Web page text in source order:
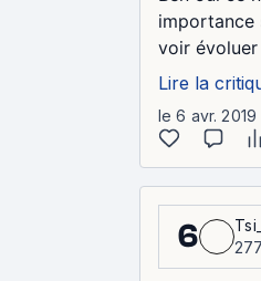
importance
voir évoluer
Lire la
le 6 avr. 2019
6